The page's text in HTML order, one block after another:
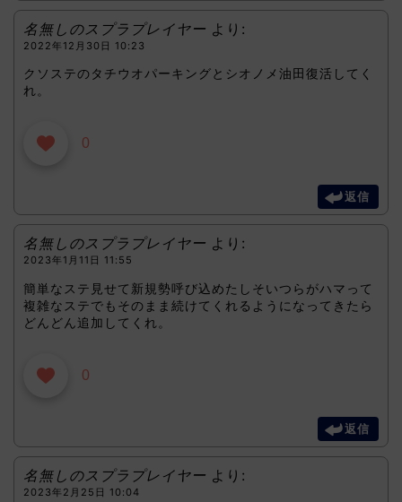
名無しのスプラプレイヤー より:
2022年12月30日 10:23
クソステのタチウオパーキングとシオノメ油田復活してく
れ。
0
返信
名無しのスプラプレイヤー より:
2023年1月11日 11:55
簡単なステ見せて新規勢呼び込めたしそいつらがハマって
複雑なステでもそのまま続けてくれるようになってきたら
どんどん追加してくれ。
0
返信
名無しのスプラプレイヤー より:
2023年2月25日 10:04